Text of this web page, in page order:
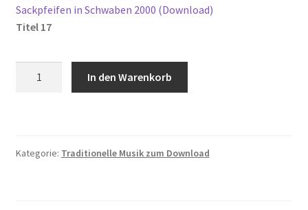
Sackpfeifen in Schwaben 2000 (Download)
Titel 17
Rippe,
In den Warenkorb
Kategorie: Traditionelle Musik zum Download